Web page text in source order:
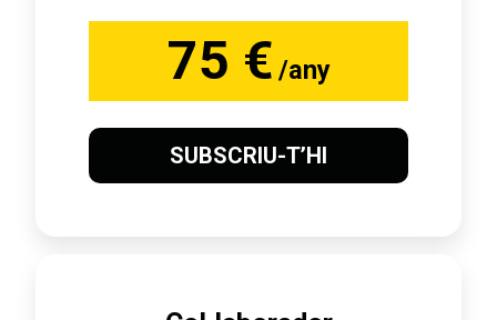
75 € /any
SUBSCRIU-T’HI